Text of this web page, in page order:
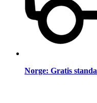
Norge: Gratis